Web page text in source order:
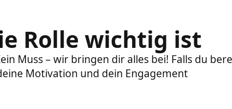
Rolle wichtig ist
Muss – wir bringen dir alles bei! Falls du
Motivation und dein Engagement